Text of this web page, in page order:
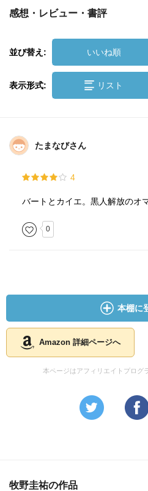
感想・レビュー・書評
並び替え: いいね順
表示形式: リスト
たまなびさん
4
バートとカイエ。黒人解放のオ
0
本棚に
Amazon 詳細ページへ
本ページはアフィリエイトプログ
牧野圭祐の作品